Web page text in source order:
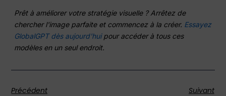
Prêt à améliorer votre stratégie visuelle ? Arrêtez de
chercher l'image parfaite et commencez à la créer. Essayez
GlobalGPT dès aujourd'huipour accéder à tous ces
modèles en un seul endroit.
Précédent Suivant